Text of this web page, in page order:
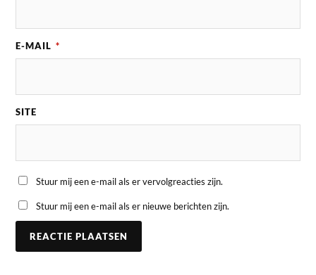
E-MAIL *
SITE
Stuur mij een e-mail als er vervolgreacties zijn.
Stuur mij een e-mail als er nieuwe berichten zijn.